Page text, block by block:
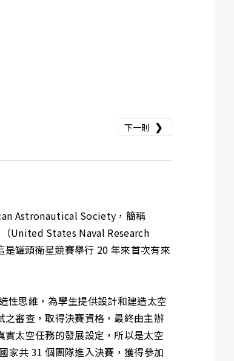
下一則 ❯
Astronautical Society，簡稱
United States Naval Research
罐頭衛星競賽舉行 20 年來首次有來
性思維，為學生提供設計和建造太空
審查，取得決賽資格，最終由主辦
太空任務的發展設定，所以是太空
家共 31 個團隊進入決賽，獲得參加